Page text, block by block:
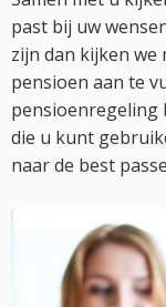
past bij uw
zijn dan kijken we
pensioen aan te
pensioenregeling
die u kunt
naar de best